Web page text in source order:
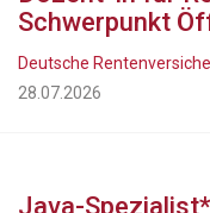
Schwerpunkt
Deutsche
28.07.2026
Java-